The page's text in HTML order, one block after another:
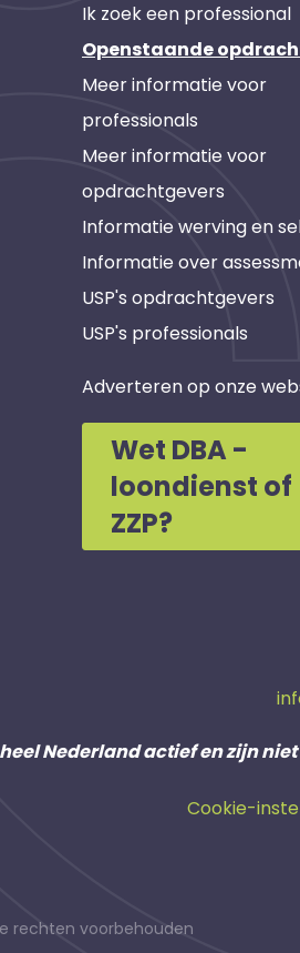
Ik zoek een professional
Openstaande
Meer informatie voor
professionals
Meer informatie voor
opdrachtgevers
Informatie werving en
Informatie over
USP's opdrachtgevers
USP's professionals
Adverteren op onze
Wet DBA -
loondienst of
ZZP?
Nederland actief en zijn
Cookie-
rechten voorbehouden